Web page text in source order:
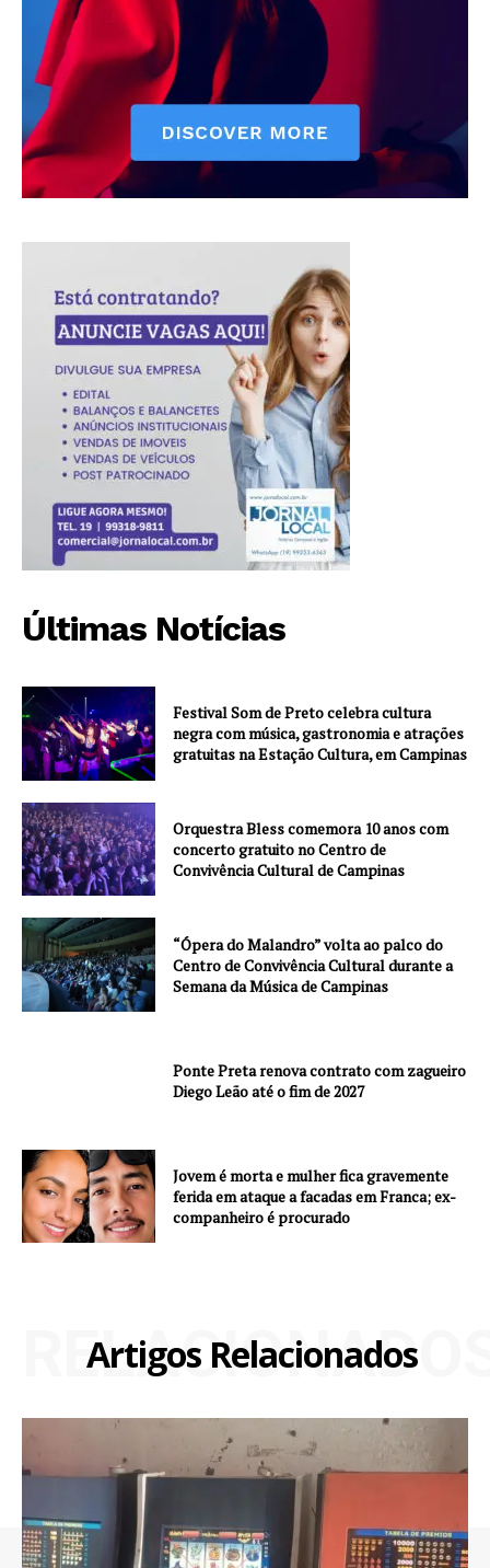
Últimas Notícias
Festival Som de Preto celebra cultura
negra com música, gastronomia e atrações
gratuitas na Estação Cultura, em Campinas
Orquestra Bless comemora 10 anos com
concerto gratuito no Centro de
Convivência Cultural de Campinas
“Ópera do Malandro” volta ao palco do
Centro de Convivência Cultural durante a
Semana da Música de Campinas
Ponte Preta renova contrato com zagueiro
Diego Leão até o fim de 2027
Jovem é morta e mulher fica gravemente
ferida em ataque a facadas em Franca; ex-
companheiro é procurado
Artigos Relacionados